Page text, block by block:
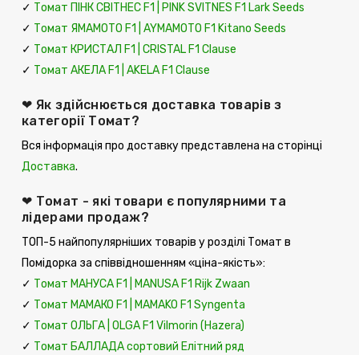
✓ Томат ПІНК СВІТНЕС F1 | PINK SVITNES F1 Lark Seeds
✓ Томат ЯМАМОТО F1 | AYMAMOTO F1 Kitano Seeds
✓ Томат КРИСТАЛ F1 | CRISTAL F1 Clause
✓ Томат АКЕЛА F1 | AKELA F1 Clause
❤ Як здійснюється доставка товарів з
категорії Томат?
Вся інформація про доставку представлена ​​на сторінці
Доставка.
❤ Томат - які товари є популярними та
лідерами продаж?
ТОП-5 найпопулярніших товарів у розділі Томат в
Помідорка за співвідношенням «ціна-якість»:
✓ Томат МАНУСА F1 | MANUSA F1 Rijk Zwaan
✓ Томат МАМАКО F1 | MAMAKO F1 Syngenta
✓ Томат ОЛЬГА | OLGA F1 Vilmorin (Hazera)
✓ Томат БАЛЛАДА сортовий Елітний ряд